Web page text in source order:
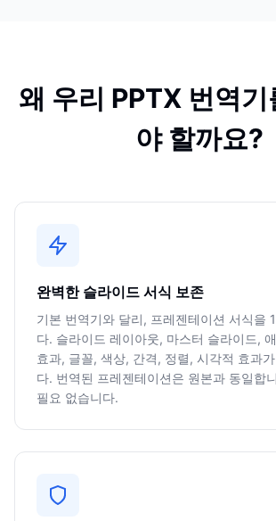
왜 우리 PPTX 번역기
야 할까요?
완벽한 슬라이드 서식 보존
기본 번역기와 달리, 프레젠테이션 서식을
다. 슬라이드 레이아웃, 마스터 슬라이드,
효과, 글꼴, 색상, 간격, 정렬, 시각적 효과
다. 번역된 프레젠테이션은 원본과 동일합
필요 없습니다.